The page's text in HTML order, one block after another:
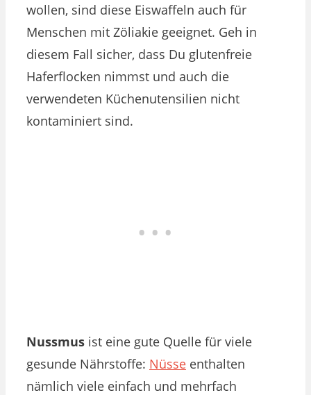
wollen, sind diese Eiswaffeln auch für
Menschen mit Zöliakie geeignet. Geh in
diesem Fall sicher, dass Du glutenfreie
Haferflocken nimmst und auch die
verwendeten Küchenutensilien nicht
kontaminiert sind.
Nussmus ist eine gute Quelle für viele
gesunde Nährstoffe: Nüsse enthalten
nämlich viele einfach und mehrfach